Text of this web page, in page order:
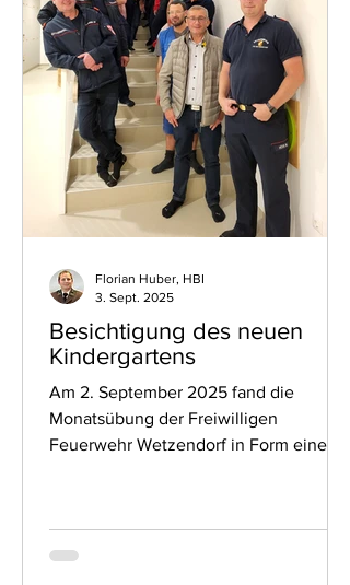
Besichtigung des neuen
Kindergartens
Am 2. September 2025 fand die
Monatsübung der Freiwilligen
Feuerwehr Wetzendorf in Form einer
Florian Huber, HBI
3. Sept. 2025